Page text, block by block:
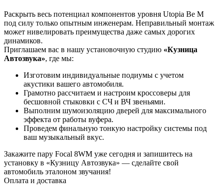
Раскрыть весь потенциал компонентов уровня Utopia Be M
под силу только опытным инженерам. Неправильный монтаж
может нивелировать преимущества даже самых дорогих
динамиков.
Приглашаем вас в нашу установочную студию «Кузница
Автозвука», где мы:
Изготовим индивидуальные подиумы с учетом
акустики вашего автомобиля.
Грамотно рассчитаем и настроим кроссоверы для
бесшовной стыковки с СЧ и ВЧ звеньями.
Выполним шумоизоляцию дверей для максимального
эффекта от работы вуфера.
Проведем финальную тонкую настройку системы под
ваш музыкальный вкус.
Закажите пару Focal 8WM уже сегодня и запишитесь на
установку в «Кузницу Автозвука» — сделайте свой
автомобиль эталоном звучания!
Оплата и доставка